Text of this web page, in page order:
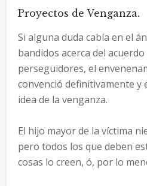
Proyectos de Venganza.
Si alguna duda cabía en el
bandidos acerca del
perseguidores, el
convenció definitivamente y
idea de la venganza.
El hijo mayor de la víctima
pero todos los que deben
cosas lo creen, ó, por lo